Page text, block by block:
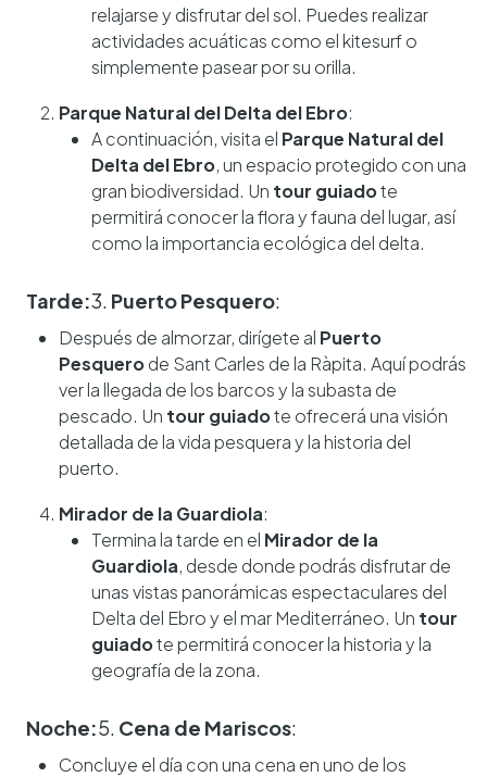
relajarse y disfrutar del sol. Puedes realizar
actividades acuáticas como el kitesurf o
simplemente pasear por su orilla.
Parque Natural del Delta del Ebro:
A continuación, visita el Parque Natural del
Delta del Ebro, un espacio protegido con una
gran biodiversidad. Un tour guiadote
permitirá conocer la flora y fauna del lugar, así
como la importancia ecológica del delta.
Tarde:3. Puerto Pesquero:
Después de almorzar, dirígete al Puerto
Pesquerode Sant Carles de la Ràpita. Aquí podrás
ver la llegada de los barcos y la subasta de
pescado. Un tour guiadote ofrecerá una visión
detallada de la vida pesquera y la historia del
puerto.
Mirador de la Guardiola:
Termina la tarde en el Mirador de la
Guardiola, desde donde podrás disfrutar de
unas vistas panorámicas espectaculares del
Delta del Ebro y el mar Mediterráneo. Un tour
guiadote permitirá conocer la historia y la
geografía de la zona.
Noche:5. Cena de Mariscos:
Concluye el día con una cena en uno de los